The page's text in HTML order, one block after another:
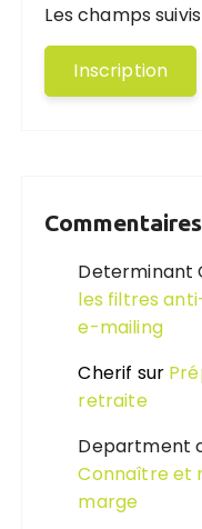
Les champs
Determinant
les filtres
e-mailing
Cherif sur
retraite
Department
Connaître et
marge